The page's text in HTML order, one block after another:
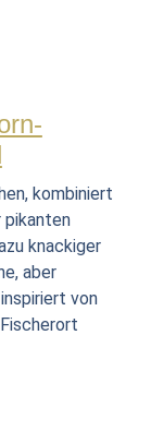
kombiniert
pikanten
knackiger
aber
von